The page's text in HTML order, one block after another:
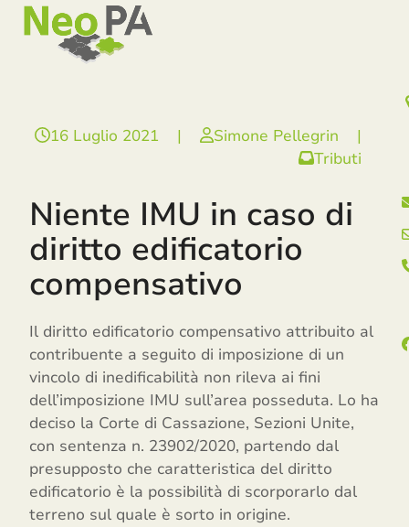
SkipOpen
mobile
menu
Close
mobile
menu
16 Luglio 2021 | Simone Pellegrin
|
Tributi
Niente IMU in caso di
diritto edificatorio
compensativo
Il diritto edificatorio compensativo attribuito al
contribuente a seguito di imposizione di un
vincolo di inedificabilità non rileva ai fini
dell’imposizione IMU sull’area posseduta. Lo ha
deciso la Corte di Cassazione, Sezioni Unite,
con sentenza n. 23902/2020, partendo dal
presupposto che caratteristica del diritto
edificatorio è la possibilità di scorporarlo dal
terreno sul quale è sorto in origine.